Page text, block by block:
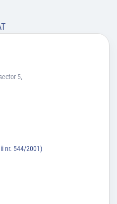
5,
nr. 544/2001)